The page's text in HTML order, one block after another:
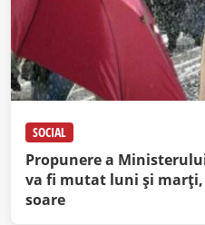
SOCIAL
Propunere a
va fi mutat luni şi marţi,
soare